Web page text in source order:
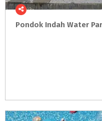
Pondok Indah Water